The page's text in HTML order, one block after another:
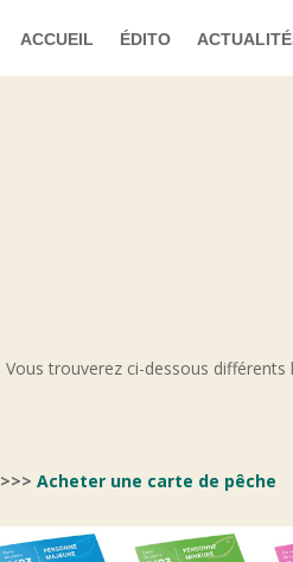
ACCUEIL ÉDITO
Vous trouverez ci-dessous
>>>Acheter une carte de pêche